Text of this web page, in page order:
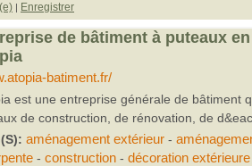
| Enregistrer
de bâtiment à puteaux
batiment.fr/
est une entreprise générale de bâtiment
de construction, de rénovation, de
aménagement extérieur-
- construction- décoration extérieure